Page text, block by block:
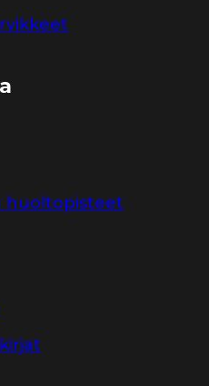
huoltopisteet